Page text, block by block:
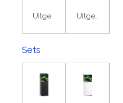
UitgeschakeldUitgeschakeld
Sets